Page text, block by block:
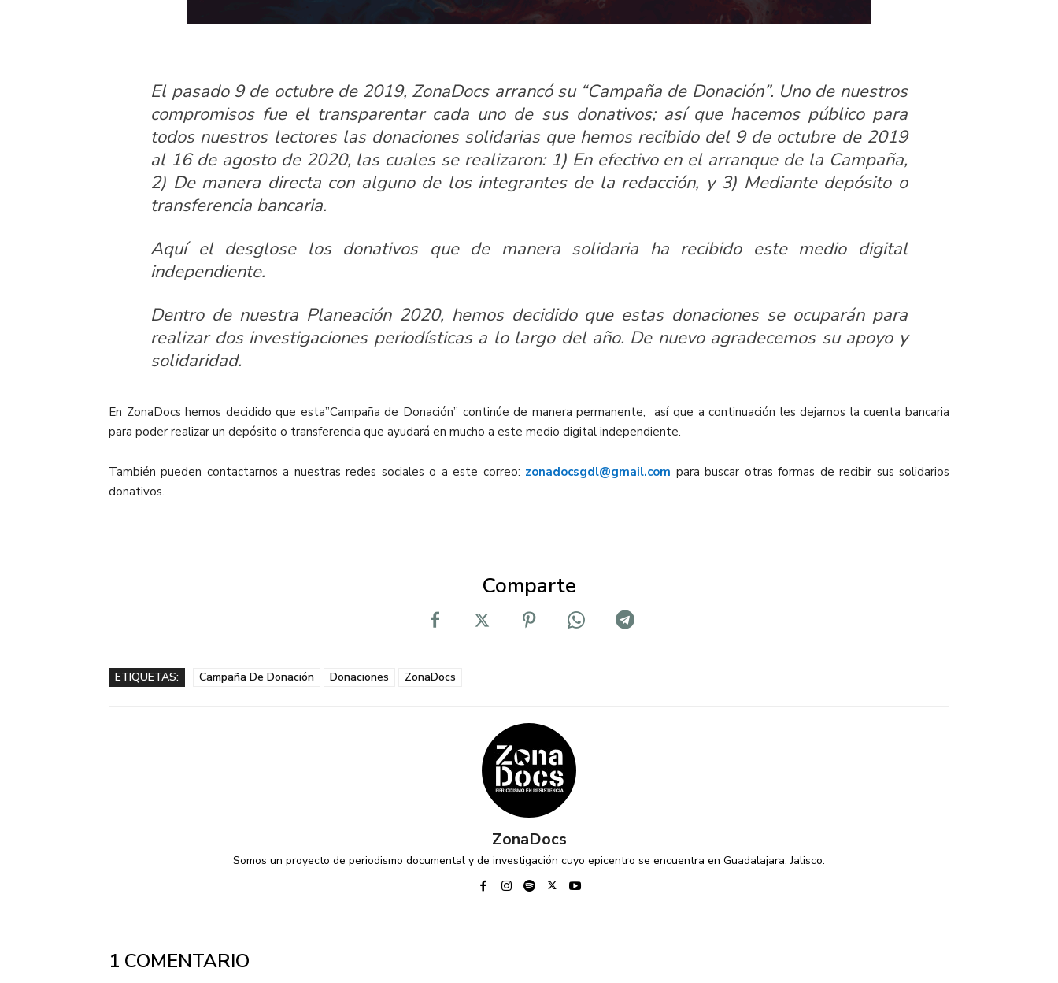
El pasado 9 de octubre de 2019, ZonaDocs arrancó su “Campaña de Donación”. Uno de nuestros
compromisos fue el transparentar cada uno de sus donativos; así que hacemos público para
todos nuestros lectores las donaciones solidarias que hemos recibido del 9 de octubre de 2019
al 16 de agosto de 2020, las cuales se realizaron: 1) En efectivo en el arranque de la Campaña,
2) De manera directa con alguno de los integrantes de la redacción, y 3) Mediante depósito o
transferencia bancaria.
Aquí el desglose los donativos que de manera solidaria ha recibido este medio digital
independiente.
Dentro de nuestra Planeación 2020, hemos decidido que estas donaciones se ocuparán para
realizar dos investigaciones periodísticas a lo largo del año. De nuevo agradecemos su apoyo y
solidaridad.
En ZonaDocs hemos decidido que esta”Campaña de Donación” continúe de manera permanente, así que a continuación les dejamos la cuenta bancaria
para poder realizar un depósito o transferencia que ayudará en mucho a este medio digital independiente.
También pueden contactarnos a nuestras redes sociales o a este correo: zonadocsgdl@gmail.com para buscar otras formas de recibir sus solidarios
donativos.
Comparte
ETIQUETAS: Campaña De Donación Donaciones ZonaDocs
ZonaDocs
Somos un proyecto de periodismo documental y de investigación cuyo epicentro se encuentra en Guadalajara, Jalisco.
1 COMENTARIO